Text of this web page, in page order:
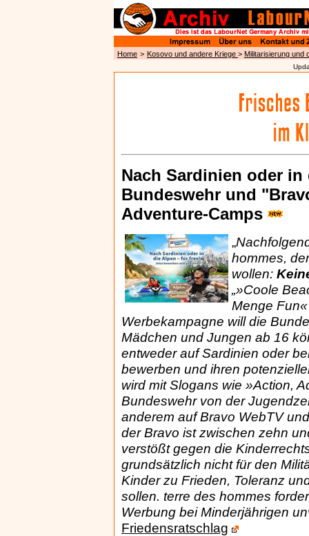
Home > Kosovo und andere Kriege > Militarisierung und
Nach Sardinien oder
Bundeswehr und
Adventure-Camps
„
hommes,
wollen:
„»Coole
Menge
Werbekampagne will die
Mädchen und Jungen ab 16
entweder auf Sardinien oder
bewerben und ihren
wird mit Slogans wie »Action,
Bundeswehr von der
anderem auf Bravo WebTV
der Bravo ist zwischen zehn
verstößt gegen die
grundsätzlich nicht für den
Kinder zu Frieden, Toleranz
sollen. terre des hommes
Werbung bei Minderjährigen
Friedensratschlag